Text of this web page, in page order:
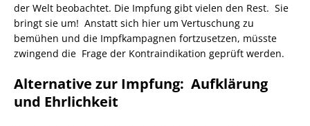
der Welt beobachtet. Die Impfung gibt vielen den Rest. Sie
bringt sie um! Anstatt sich hier um Vertuschung zu
bemühen und die Impfkampagnen fortzusetzen, müsste
zwingend die Frage der Kontraindikation geprüft werden.
Alternative zur Impfung: Aufklärung
und Ehrlichkeit